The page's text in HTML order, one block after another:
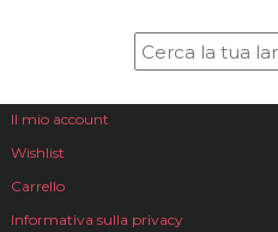
Il mio account
Wishlist
Carrello
Informativa sulla privacy